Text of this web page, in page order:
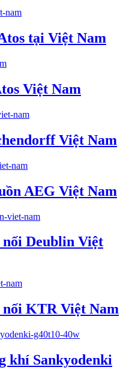
tại Việt Nam
Việt Nam
Việt Nam
AEG Việt Nam
Deublin Việt
KTR Việt Nam
khí Sankyodenki